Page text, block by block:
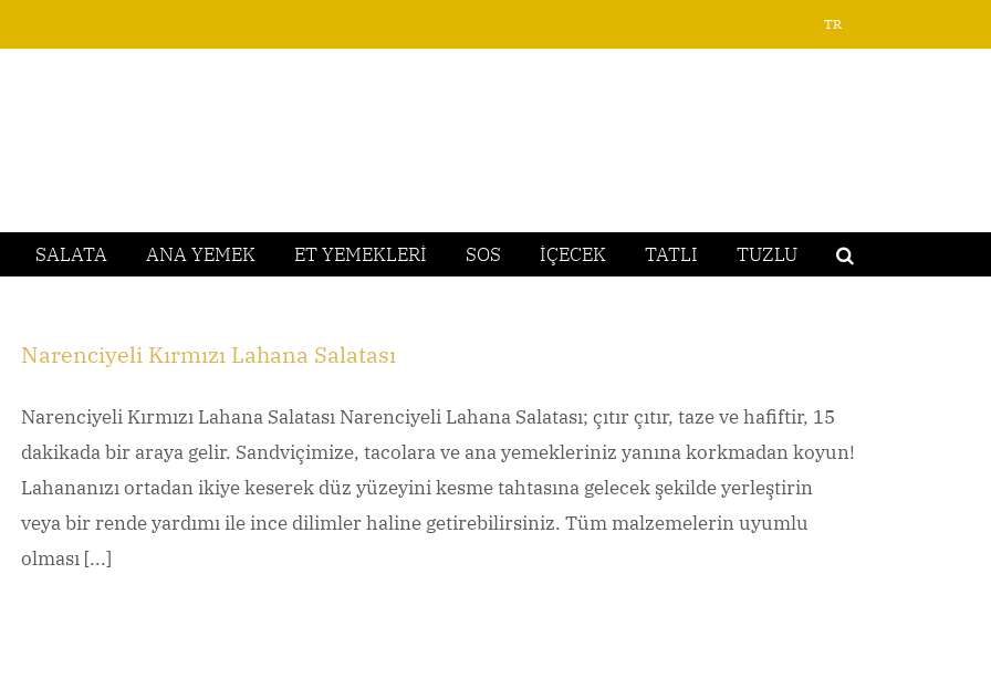
TR
SALATA ANA YEMEK ET YEMEKLERİ SOS İÇECEK TATLI TUZLU
Narenciyeli Kırmızı Lahana Salatası
Narenciyeli Kırmızı Lahana Salatası Narenciyeli Lahana Salatası; çıtır çıtır, taze ve hafiftir, 15
dakikada bir araya gelir. Sandviçimize, tacolara ve ana yemekleriniz yanına korkmadan koyun!
Lahananızı ortadan ikiye keserek düz yüzeyini kesme tahtasına gelecek şekilde yerleştirin
veya bir rende yardımı ile ince dilimler haline getirebilirsiniz. Tüm malzemelerin uyumlu
olması [...]